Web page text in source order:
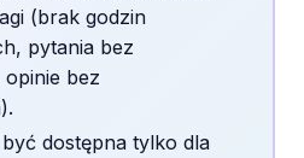
(brak godzin
pytania bez
bez
dostępna tylko dla